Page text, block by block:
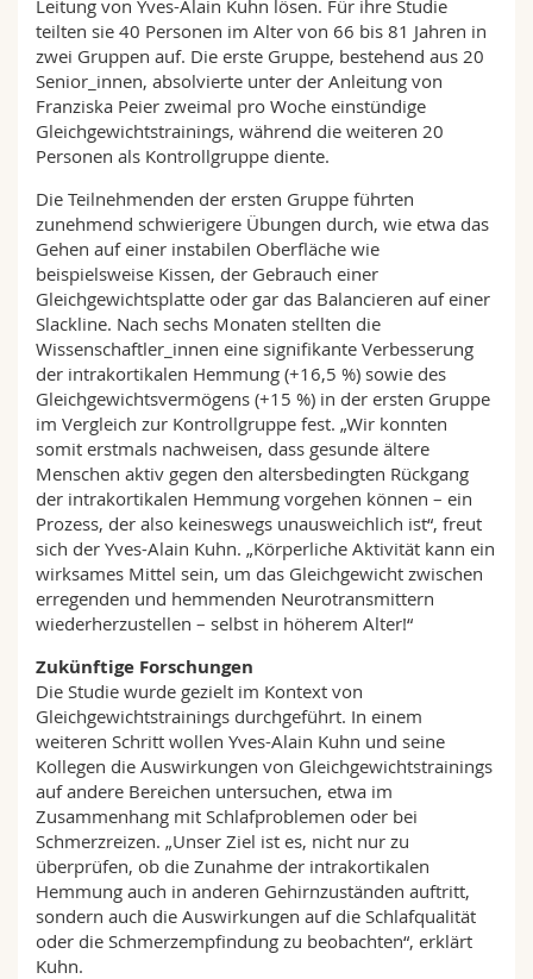
Leitung von Yves-Alain Kuhn lösen. Für ihre Studie
teilten sie 40 Personen im Alter von 66 bis 81 Jahren in
zwei Gruppen auf. Die erste Gruppe, bestehend aus 20
Senior_innen, absolvierte unter der Anleitung von
Franziska Peier zweimal pro Woche einstündige
Gleichgewichtstrainings, während die weiteren 20
Personen als Kontrollgruppe diente.
Die Teilnehmenden der ersten Gruppe führten
zunehmend schwierigere Übungen durch, wie etwa das
Gehen auf einer instabilen Oberfläche wie
beispielsweise Kissen, der Gebrauch einer
Gleichgewichtsplatte oder gar das Balancieren auf einer
Slackline. Nach sechs Monaten stellten die
Wissenschaftler_innen eine signifikante Verbesserung
der intrakortikalen Hemmung (+16,5 %) sowie des
Gleichgewichtsvermögens (+15 %) in der ersten Gruppe
im Vergleich zur Kontrollgruppe fest. „Wir konnten
somit erstmals nachweisen, dass gesunde ältere
Menschen aktiv gegen den altersbedingten Rückgang
der intrakortikalen Hemmung vorgehen können – ein
Prozess, der also keineswegs unausweichlich ist“, freut
sich der Yves-Alain Kuhn. „Körperliche Aktivität kann ein
wirksames Mittel sein, um das Gleichgewicht zwischen
erregenden und hemmenden Neurotransmittern
wiederherzustellen – selbst in höherem Alter!“
Zukünftige Forschungen
Die Studie wurde gezielt im Kontext von
Gleichgewichtstrainings durchgeführt. In einem
weiteren Schritt wollen Yves-Alain Kuhn und seine
Kollegen die Auswirkungen von Gleichgewichtstrainings
auf andere Bereichen untersuchen, etwa im
Zusammenhang mit Schlafproblemen oder bei
Schmerzreizen. „Unser Ziel ist es, nicht nur zu
überprüfen, ob die Zunahme der intrakortikalen
Hemmung auch in anderen Gehirnzuständen auftritt,
sondern auch die Auswirkungen auf die Schlafqualität
oder die Schmerzempfindung zu beobachten“, erklärt
Kuhn.